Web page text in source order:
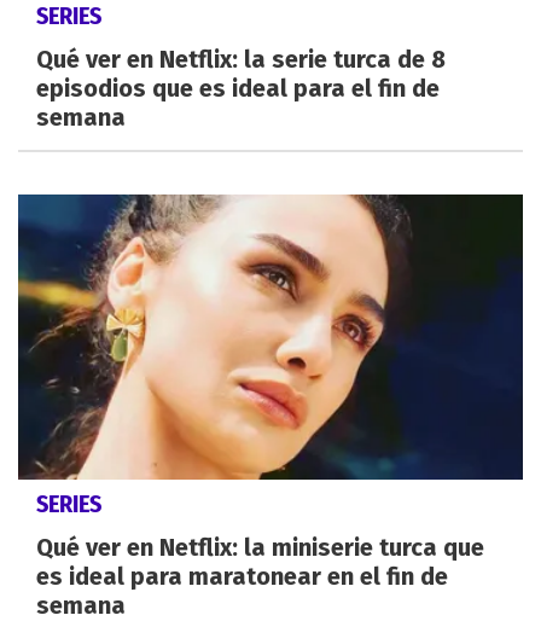
SERIES
Qué ver en Netflix: la serie turca de 8
episodios que es ideal para el fin de
semana
SERIES
Qué ver en Netflix: la miniserie turca que
es ideal para maratonear en el fin de
semana